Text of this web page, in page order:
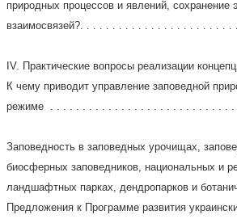
природных процессов и явлений, сохранение
взаимосвязей?. . . . . . . . . . . . . . . . . . . . . . . .
IV. Практические вопросы реализации
К чему приводит управление заповедной
режиме . . . . . . . . . . . . . . . . . . . . . . . . . . . . .
Заповедность в заповедных урочищах,
биосферных заповедников, национальных и
ландшафтных парках, дендропарков и
Предложения к Программе развития